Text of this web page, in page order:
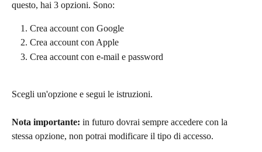
questo, hai 3 opzioni. Sono:
Crea account con Google
Crea account con Apple
Crea account con e-mail e password
Scegli un'opzione e segui le istruzioni.
Nota importante: in futuro dovrai sempre accedere con la
stessa opzione, non potrai modificare il tipo di accesso.